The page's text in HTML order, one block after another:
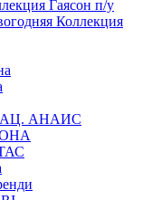
Гаясон п/у
Коллекция
АНАИС